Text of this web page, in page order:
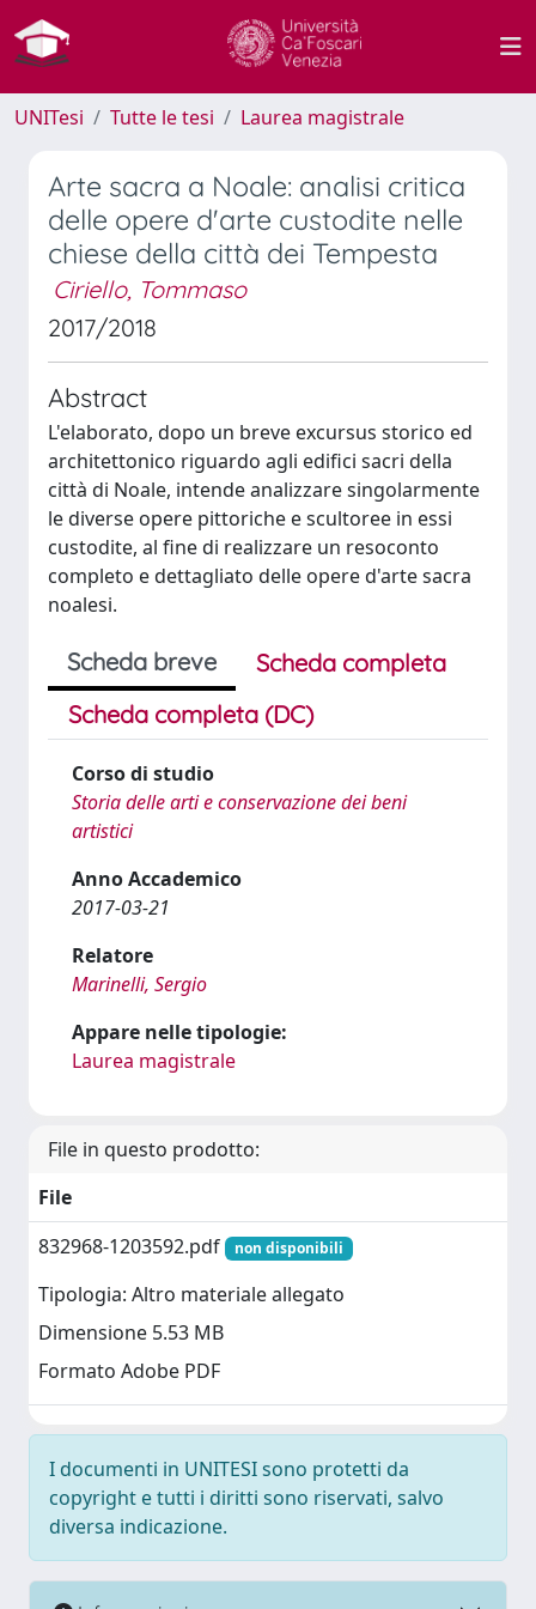
UNITesi Tutte le tesi Laurea magistrale
Arte sacra a Noale: analisi critica
delle opere d'arte custodite nelle
chiese della città dei Tempesta
Ciriello, Tommaso
2017/2018
Abstract
L'elaborato, dopo un breve excursus storico ed
architettonico riguardo agli edifici sacri della
città di Noale, intende analizzare singolarmente
le diverse opere pittoriche e scultoree in essi
custodite, al fine di realizzare un resoconto
completo e dettagliato delle opere d'arte sacra
noalesi.
Scheda breve
Scheda completa
Scheda completa (DC)
Corso di studio
Storia delle arti e conservazione dei beni
artistici
Anno Accademico
2017-03-21
Relatore
Marinelli, Sergio
Appare nelle tipologie:
Laurea magistrale
File in questo prodotto:
File
832968-1203592.pdf
non disponibili
Tipologia: Altro materiale allegato
Dimensione 5.53 MB
Formato Adobe PDF
I documenti in UNITESI sono protetti da
copyright e tutti i diritti sono riservati, salvo
diversa indicazione.